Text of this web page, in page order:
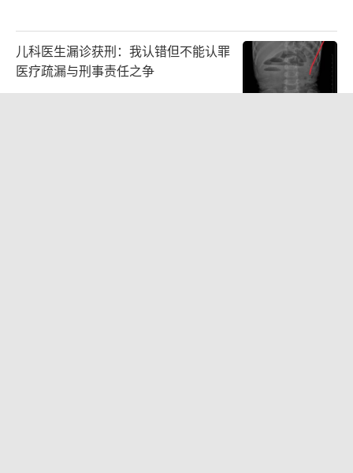
儿科医生漏诊获刑：我认错但不能认罪
医疗疏漏与刑事责任之争
2026-08-06 13:45:15